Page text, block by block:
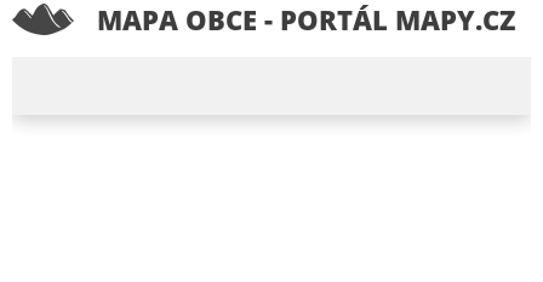
MAPA OBCE - PORTÁL MAPY.CZ